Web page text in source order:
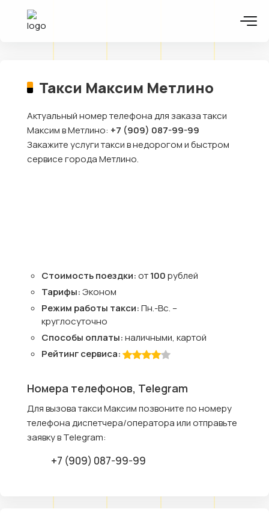
Такси Максим Метлино
Актуальный номер телефона для заказа такси
Максим в Метлино: +7 (909) 087-99-99
Закажите услуги такси в недорогом и быстром
сервисе города Метлино.
Стоимость поездки:от100рублей
Тарифы:Эконом
Режим работы такси:Пн.-Вс. –
круглосуточно
Способы оплаты:наличными, картой
Рейтинг сервиса:
Номера телефонов, Telegram
Для вызова такси Максим позвоните по номеру
телефона диспетчера/оператора или отправьте
заявку в Telegram:
+7 (909) 087-99-99